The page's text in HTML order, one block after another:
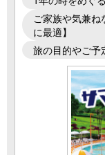
ご家族や気兼
に最適】
旅の目的やご予